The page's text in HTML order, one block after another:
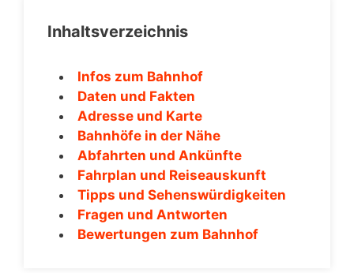
Inhaltsverzeichnis
Infos zum Bahnhof
Daten und Fakten
Adresse und Karte
Bahnhöfe in der Nähe
Abfahrten und Ankünfte
Fahrplan und Reiseauskunft
Tipps und Sehenswürdigkeiten
Fragen und Antworten
Bewertungen zum Bahnhof